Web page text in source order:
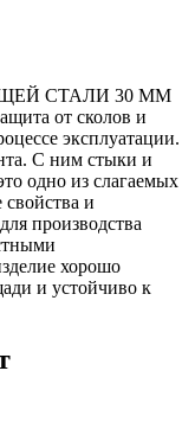
СТАЛИ 30 ММ
от сколов и
эксплуатации.
С ним стыки и
одно из слагаемых
и
производства
хорошо
и устойчиво к